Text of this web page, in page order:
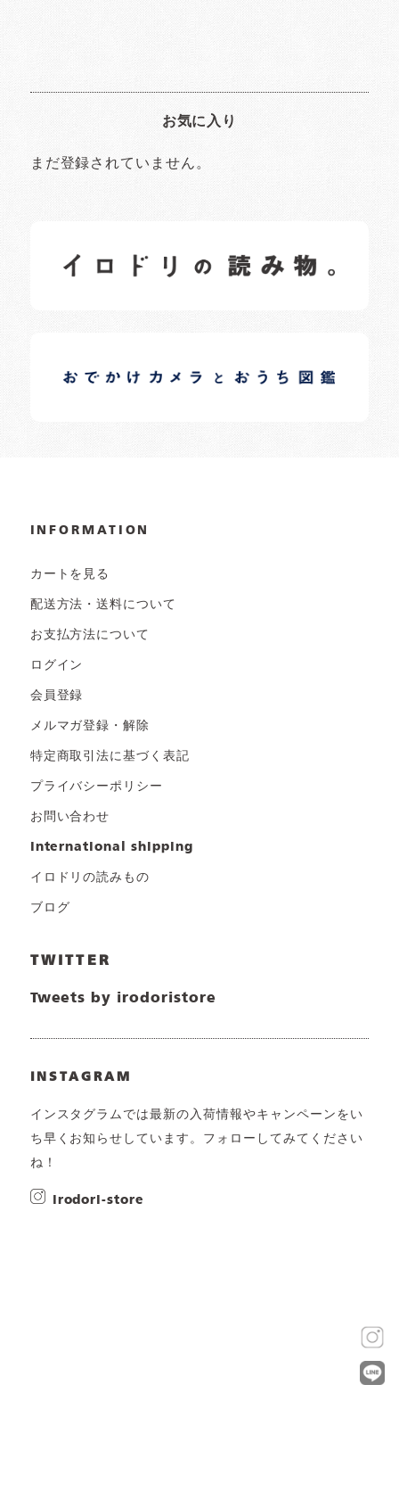
お気に入り
まだ登録されていません。
日常の様子など随時更新中です。
日常の様子など随時更新中です。
INFORMATION
カートを見る
配送方法・送料について
お支払方法について
ログイン
会員登録
メルマガ登録・解除
特定商取引法に基づく表記
プライバシーポリシー
お問い合わせ
international shipping
イロドリの読みもの
ブログ
TWITTER
Tweets by irodoristore
INSTAGRAM
インスタグラムでは最新の入荷情報やキャンペーンをい
ち早くお知らせしています。フォローしてみてください
ね！
irodori-store